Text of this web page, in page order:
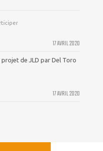
17 AVRIL 2020
projet de JLD par Del Toro
17 AVRIL 2020